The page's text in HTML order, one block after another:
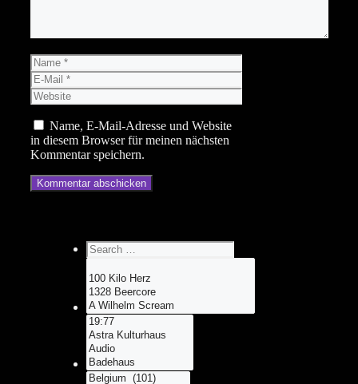
Name
E-
Mail
Website
Name, E-Mail-Adresse und Website
in diesem Browser für meinen nächsten
Kommentar speichern.